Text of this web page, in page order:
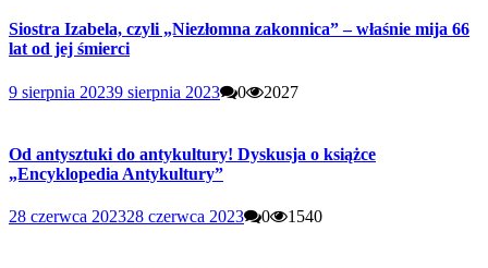
Siostra Izabela, czyli „Niezłomna zakonnica” – właśnie mija 66
lat od jej śmierci
9 sierpnia 20239 sierpnia 2023 0 2027
Od antysztuki do antykultury! Dyskusja o książce
„Encyklopedia Antykultury”
28 czerwca 202328 czerwca 2023 0 1540